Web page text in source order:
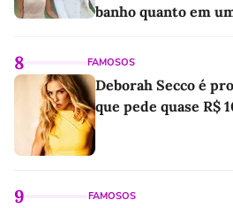
banho quanto em
8 FAMOSOS
Deborah Secco é
que pede quase R$
9 FAMOSOS